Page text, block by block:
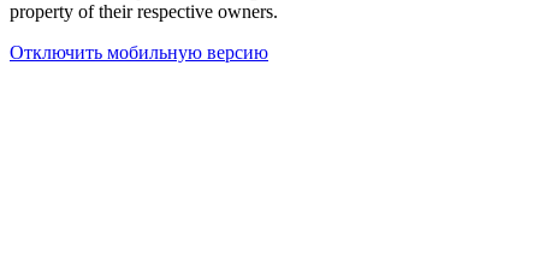
property of their respective owners.
Отключить мобильную версию